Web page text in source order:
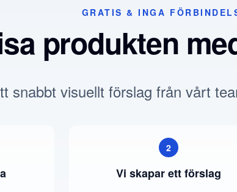
GRATIS & INGA
produkten
snabbt visuellt förslag från vårt
2
Vi skapar ett förslag